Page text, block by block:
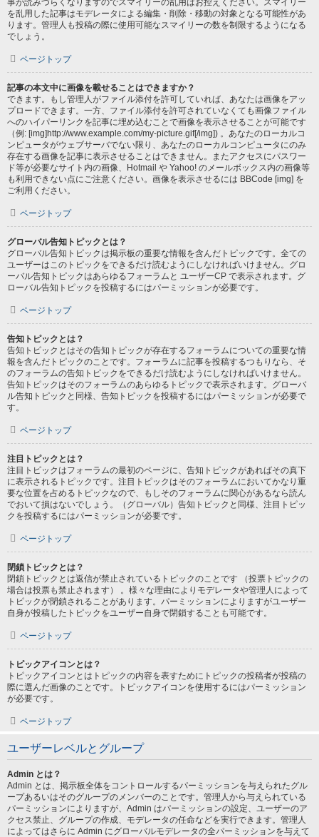
事が読みづらくなりますのでスマイリーの乱用はお控えください。スマイリー
を乱用した記事はモデレータによる編集・削除・移動の対象となる可能性があ
ります。管理人も投稿の際に使用可能なスマイリーの数を制限するようになる
でしょう。
ページトップ
記事の本文中に画像を載せることはできますか？
できます。もし管理人がファイル添付を許可していれば、あなたは画像をアッ
プロードできます。一方、ファイル添付を許可されていなくても画像ファイル
へのハイパーリンクを記事に埋め込むことで画像を表示させることが可能です
（例: [img]http://www.example.com/my-picture.gif[/img]) 。あなたのローカルコ
ンピュータがウェブサーバでない限り、あなたのローカルコンピュータにのみ
存在する画像を記事に表示させることはできません。またアクセスにパスワー
ド等が必要なサイト内の画像、Hotmail や Yahoo! のメールボックス内の画像等
も利用できない点にご注意ください。画像を表示させるには BBCode [img] を
ご利用ください。
ページトップ
グローバル告知トピックとは？
グローバル告知トピックは掲示板の重要な情報を含んだトピックです。全ての
ユーザーはこのトピックをできるだけ読むようにしなければいけません。グロ
ーバル告知トピックはあらゆるフォーラムと ユーザーCP で表示されます。グ
ローバル告知トピックを投稿するにはパーミッションが必要です。
ページトップ
告知トピックとは？
告知トピックとはその告知トピックが存在するフォーラムについての重要な情
報を含んだトピックのことです。フォーラムに記事を投稿するつもりなら、そ
のフォーラムの告知トピックをできるだけ読むようにしなければいけません。
告知トピックはそのフォーラムのあらゆるトピックで表示されます。グローバ
ル告知トピックと同様、告知トピックを投稿するにはパーミッションが必要で
す。
ページトップ
注目トピックとは？
注目トピックはフォーラムの最初のページに、告知トピックがあればその真下
に表示されるトピックです。注目トピックはそのフォーラムにおいてかなり重
要な位置を占めるトピックなので、もしそのフォーラムに関心があるなら読ん
でおいて損はないでしょう。（グローバル）告知トピックと同様、注目トピッ
クを投稿するにはパーミッションが必要です。
ページトップ
閉鎖トピックとは？
閉鎖トピックとは返信が禁止されているトピックのことです （投票トピックの
場合は投票も禁止されます） 。様々な理由によりモデレータや管理人によって
トピックが閉鎖されることがあります。パーミッションによりますがユーザー
自身が投稿したトピックをユーザー自身で閉鎖することも可能です。
ページトップ
トピックアイコンとは？
トピックアイコンとはトピックの内容を表すためにトピックの投稿者が投稿の
際に選んだ画像のことです。トピックアイコンを使用するにはパーミッション
が必要です。
ページトップ
ユーザーレベルとグループ
Admin とは？
Admin とは、掲示板全体をコントロールするパーミッションを与えられたグル
ープあるいはそのグループのメンバーのことです。管理人から与えられている
パーミッションによりますが、Admin はパーミッションの設定、ユーザーのア
クセス禁止、グループの作成、モデレータの任命などを実行できます。管理人
によってはさらに Admin にグローバルモデレータの全パーミッションを与えて